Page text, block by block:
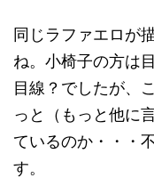
同じラファエロが
ね。小椅子の方は
目線？でしたが、
っと（もっと他に
ているのか・・・
す。